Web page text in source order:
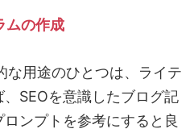
ムの作成
な用途のひとつは、ライテ
SEOを意識したブログ記
ンプトを参考にすると良